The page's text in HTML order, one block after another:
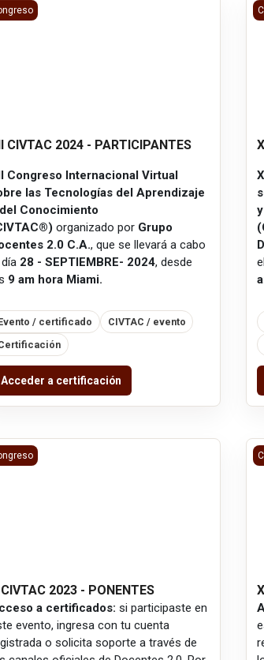
2024 - PARTICIPANTES
CIVTAC 2024 - PARTICIPANTES
Congreso Internacional Virtual
las Tecnologías del Aprendizaje
Conocimiento
organizado por Grupo
2.0 C.A., que se llevará a cabo
28 - SEPTIEMBRE- 2024, desde
9 am hora Miami.
/ certificado
CIVTAC / evento
Acceder a certificación
2023 - PONENTES
2023 - PONENTES
a certificados: si participaste en
evento, ingresa con tu cuenta
o solicita soporte a través de
X